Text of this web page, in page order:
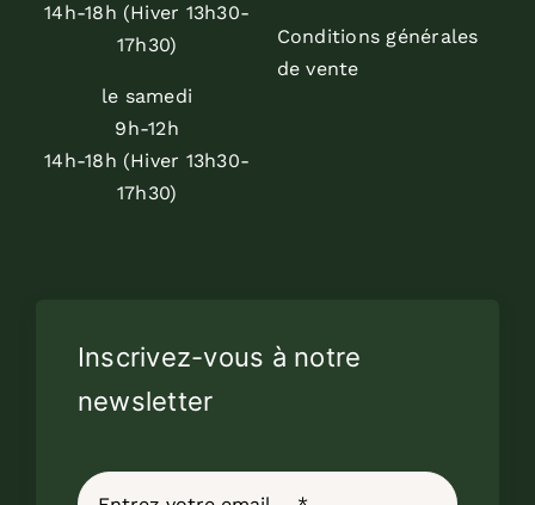
14h-18h (Hiver 13h30-
17h30)
le samedi
9h-12h
14h-18h (Hiver 13h30-
17h30)
Conditions générales
de vente
Inscrivez-vous à notre
newsletter